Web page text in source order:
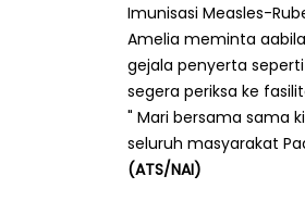
Imunisasi Measles-
Amelia meminta
gejala penyerta
segera periksa ke
" Mari bersama sama
seluruh masyarakat
(ATS/NAI)